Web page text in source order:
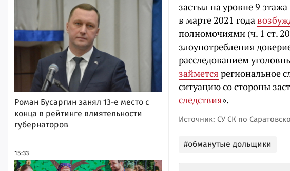
Роман Бусаргин занял 13-е место с
конца в рейтинге влиятельности
губернаторов
15:33
застыл на уровне 9
в марте 2021 года
полномочиями (ч. 1 ст.
злоупотребления
расследованием
займется региональное
ситуацию со стороны
следствия».
Источник: СУ СК по
#обманутые дольщики